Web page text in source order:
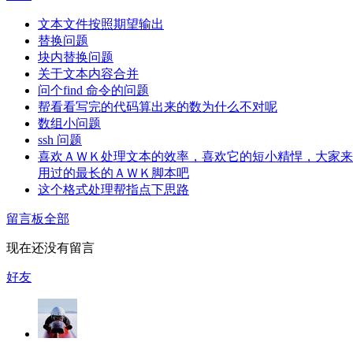
文本文件按照期望输出
替换问题
块内替换问题
关于文本内容合并
问个find 命令的问题
帮看看写完的代码算出来的数为什么不对呢
数组小问题
ssh 问题
喜欢ＡＷＫ处理文本的效率，喜欢它的短小精悍，大家
用过的最长的ＡＷＫ脚本吧
这个格式处理帮指点下思路
留言板全部
现在还没有留言
好友